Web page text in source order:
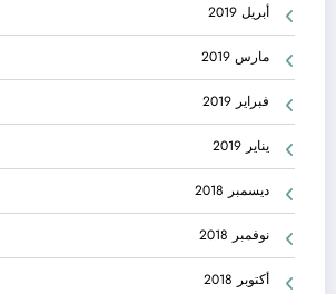
أبريل 2019
مارس 2019
فبراير 2019
يناير 2019
ديسمبر 2018
نوفمبر 2018
أكتوبر 2018